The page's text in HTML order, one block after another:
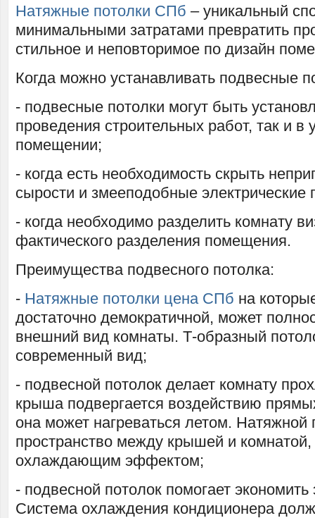
Натяжные потолки СПб – уникальный
минимальными затратами превратить
стильное и неповторимое по дизайн
Когда можно устанавливать подвесные
- подвесные потолки могут быть
проведения строительных работ, так и
помещении;
- когда есть необходимость скрыть
сырости и змееподобные электрические
- когда необходимо разделить комнату
фактического разделения помещения.
Преимущества подвесного потолка:
- Натяжные потолки цена СПб на
достаточно демократичной, может
внешний вид комнаты. Т-образный
современный вид;
- подвесной потолок делает комнату
крыша подвергается воздействию
она может нагреваться летом. Натяжной
пространство между крышей и комнатой,
охлаждающим эффектом;
- подвесной потолок помогает экономить
Система охлаждения кондиционера